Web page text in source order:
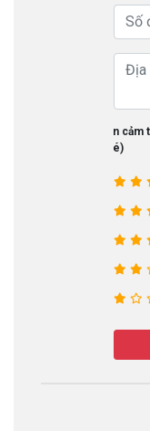
Bạn
nhé)